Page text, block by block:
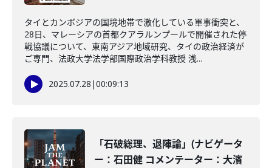
タイとカンボジアの国境地帯で激化している軍事衝突と、
28日、マレーシアの首都クアラルンプールで開催された停
戦協議について、東南アジア地域研究、タイの政治経済が
ご専門、法政大学法学部国際政治学科教授 浅...
2025.07.28 |00:09:13
「石破総理、退陣論」(ナビゲータ
ー：石田健 コメンテーター：大濱